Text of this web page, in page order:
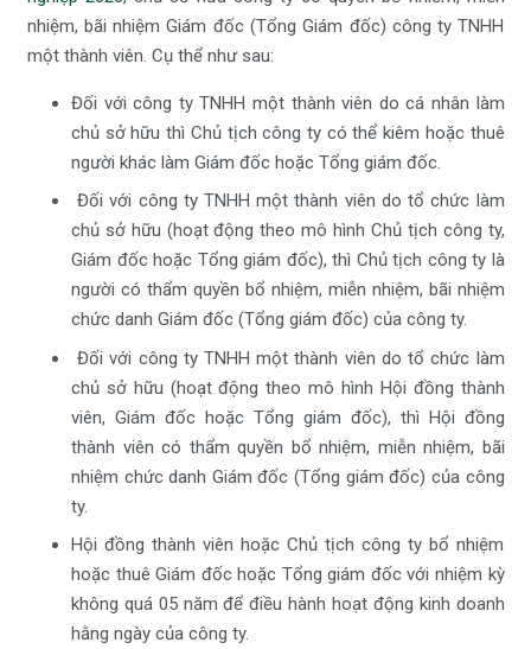
nhiệm, bãi nhiệm Giám đốc (Tổng Giám đốc) công ty TNHH
một thành viên. Cụ thể như sau:
Đối với công ty TNHH một thành viên do cá nhân làm
chủ sở hữu thì Chủ tịch công ty có thể kiêm hoặc thuê
người khác làm Giám đốc hoặc Tổng giám đốc.
Đối với công ty TNHH một thành viên do tổ chức làm
chủ sở hữu (hoạt động theo mô hình Chủ tịch công ty,
Giám đốc hoặc Tổng giám đốc), thì Chủ tịch công ty là
người có thẩm quyền bổ nhiệm, miễn nhiệm, bãi nhiệm
chức danh Giám đốc (Tổng giám đốc) của công ty.
Đối với công ty TNHH một thành viên do tổ chức làm
chủ sở hữu (hoạt động theo mô hình Hội đồng thành
viên, Giám đốc hoặc Tổng giám đốc), thì Hội đồng
thành viên có thẩm quyền bổ nhiệm, miễn nhiệm, bãi
nhiệm chức danh Giám đốc (Tổng giám đốc) của công
ty.
Hội đồng thành viên hoặc Chủ tịch công ty bổ nhiệm
hoặc thuê Giám đốc hoặc Tổng giám đốc với nhiệm kỳ
không quá 05 năm để điều hành hoạt động kinh doanh
hằng ngày của công ty.